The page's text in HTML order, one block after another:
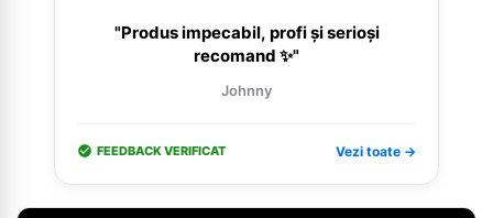
"Produs impecabil, profi și serioși
recomand ✨"
Johnny
FEEDBACK VERIFICAT Vezi toate →